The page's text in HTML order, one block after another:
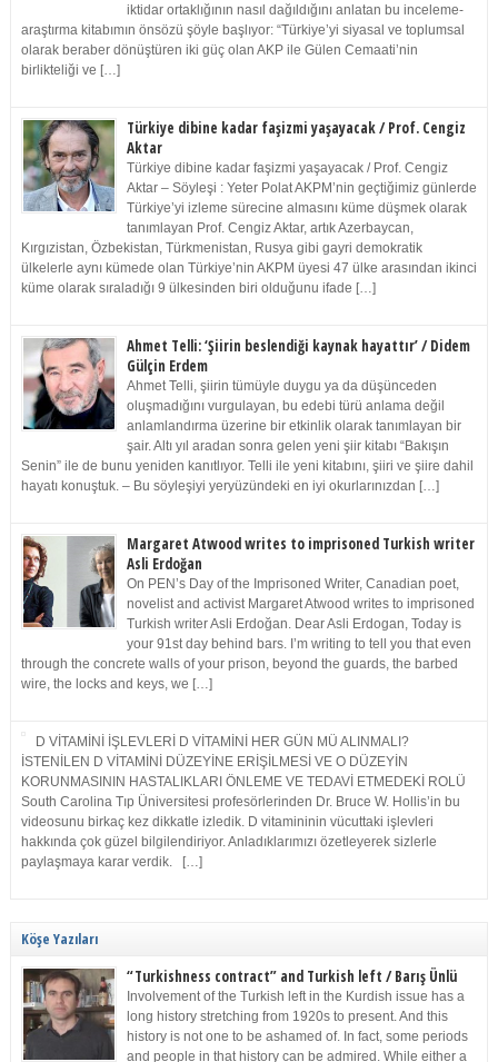
iktidar ortaklığının nasıl dağıldığını anlatan bu inceleme-
araştırma kitabımın önsözü şöyle başlıyor: “Türkiye’yi siyasal ve toplumsal
olarak beraber dönüştüren iki güç olan AKP ile Gülen Cemaati’nin
birlikteliği ve […]
Türkiye dibine kadar faşizmi yaşayacak / Prof. Cengiz
Aktar
Türkiye dibine kadar faşizmi yaşayacak / Prof. Cengiz
Aktar – Söyleşi : Yeter Polat AKPM’nin geçtiğimiz günlerde
Türkiye’yi izleme sürecine almasını küme düşmek olarak
tanımlayan Prof. Cengiz Aktar, artık Azerbaycan,
Kırgızistan, Özbekistan, Türkmenistan, Rusya gibi gayri demokratik
ülkelerle aynı kümede olan Türkiye’nin AKPM üyesi 47 ülke arasından ikinci
küme olarak sıraladığı 9 ülkesinden biri olduğunu ifade […]
Ahmet Telli: ‘Şiirin beslendiği kaynak hayattır’ / Didem
Gülçin Erdem
Ahmet Telli, şiirin tümüyle duygu ya da düşünceden
oluşmadığını vurgulayan, bu edebi türü anlama değil
anlamlandırma üzerine bir etkinlik olarak tanımlayan bir
şair. Altı yıl aradan sonra gelen yeni şiir kitabı “Bakışın
Senin” ile de bunu yeniden kanıtlıyor. Telli ile yeni kitabını, şiiri ve şiire dahil
hayatı konuştuk. – Bu söyleşiyi yeryüzündeki en iyi okurlarınızdan […]
Margaret Atwood writes to imprisoned Turkish writer
Asli Erdoğan
On PEN’s Day of the Imprisoned Writer, Canadian poet,
novelist and activist Margaret Atwood writes to imprisoned
Turkish writer Asli Erdoğan. Dear Asli Erdogan, Today is
your 91st day behind bars. I’m writing to tell you that even
through the concrete walls of your prison, beyond the guards, the barbed
wire, the locks and keys, we […]
D VİTAMİNİ İŞLEVLERİ D VİTAMİNİ HER GÜN MÜ ALINMALI?
İSTENİLEN D VİTAMİNİ DÜZEYİNE ERİŞİLMESİ VE O DÜZEYİN
KORUNMASININ HASTALIKLARI ÖNLEME VE TEDAVİ ETMEDEKİ ROLÜ
South Carolina Tıp Üniversitesi profesörlerinden Dr. Bruce W. Hollis’in bu
videosunu birkaç kez dikkatle izledik. D vitamininin vücuttaki işlevleri
hakkında çok güzel bilgilendiriyor. Anladıklarımızı özetleyerek sizlerle
paylaşmaya karar verdik. […]
Köşe Yazıları
“Turkishness contract” and Turkish left / Barış Ünlü
Involvement of the Turkish left in the Kurdish issue has a
long history stretching from 1920s to present. And this
history is not one to be ashamed of. In fact, some periods
and people in that history can be admired. While either a